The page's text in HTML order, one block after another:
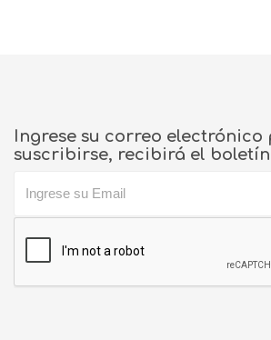
Ingrese su correo electrónico
suscribirse, recibirá el